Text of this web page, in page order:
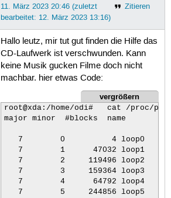
Zitieren
11. März 2023 20:46 (zuletzt
bearbeitet: 12. März 2023 13:16)
Hallo leutz, mir tut gut finden die Hilfe das
CD-Laufwerk ist verschwunden. Kann
keine Musik gucken Filme doch nicht
machbar. hier etwas Code:
vergrößern
root@xda:/home/odi#   cat /proc/
major minor  #blocks  name
   7        0          4 loop0
   7        1      47032 loop1
   7        2     119496 loop2
   7        3     159364 loop3
   7        4      64792 loop4
   7        5     244856 loop5